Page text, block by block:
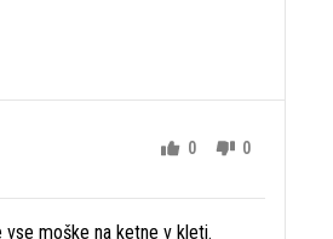
0 0
moške na ketne v kleti.